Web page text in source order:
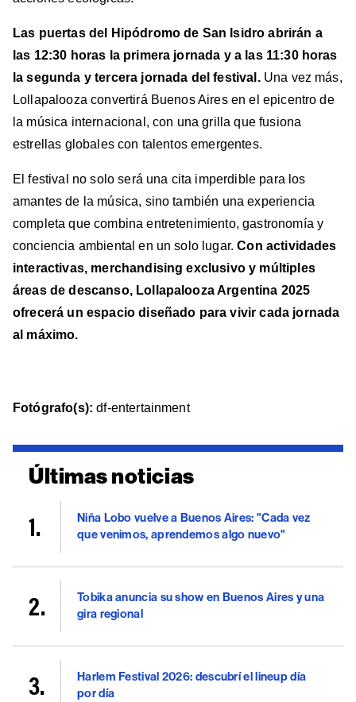
Las puertas del Hipódromo de San Isidro abrirán a
las 12:30 horas la primera jornada y a las 11:30 horas
la segunda y tercera jornada del festival. Una vez más,
Lollapalooza convertirá Buenos Aires en el epicentro de
la música internacional, con una grilla que fusiona
estrellas globales con talentos emergentes.
El festival no solo será una cita imperdible para los
amantes de la música, sino también una experiencia
completa que combina entretenimiento, gastronomía y
conciencia ambiental en un solo lugar.Con actividades
interactivas, merchandising exclusivo y múltiples
áreas de descanso, Lollapalooza Argentina 2025
ofrecerá un espacio diseñado para vivir cada jornada
al máximo.
Fotógrafo(s):df-entertainment
Últimas noticias
Niña Lobo vuelve a Buenos Aires: "Cada vez
que venimos, aprendemos algo nuevo"
Tobika anuncia su show en Buenos Aires y una
gira regional
Harlem Festival 2026: descubrí el lineup día
por día